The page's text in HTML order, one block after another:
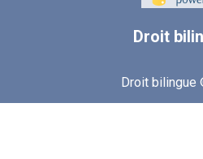
Droit
Droit bilingue